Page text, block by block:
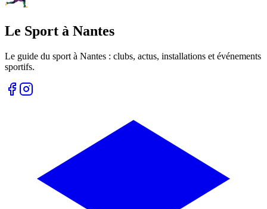
Le Sport à Nantes
Le guide du sport à Nantes : clubs, actus, installations et événements
sportifs.